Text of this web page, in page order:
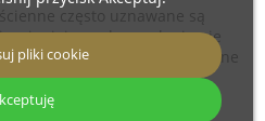
często uznawane są
miejsca, ale w salonie nie
Poza tym efekty wizualne
i majestatyczny
i luksusem, co jest
pliki cookie